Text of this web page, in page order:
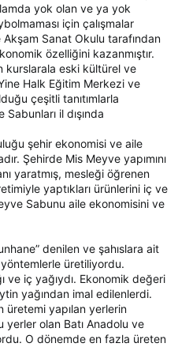
yok olan ve ya yok
için çalışmalar
Sanat Okulu tarafından
özelliğini kazanmıştır.
kurslarala eski kültürel ve
Halk Eğitim Merkezi ve
çeşitli tanıtımlarla
il dışında
şehir ekonomisi ve aile
Şehirde Mis Meyve yapımını
yaratmış, mesleği öğrenen
yaptıkları ürünlerini iç ve
Sabunu aile ekonomisini ve
denilen ve şahıslara ait
üretiliyordu.
ve iç yağıydı. Ekonomik değeri
yağından imal edilenlerdi.
üretemi yapılan yerlerin
yerler olan Batı Anadolu ve
O dönemde en fazla üreten